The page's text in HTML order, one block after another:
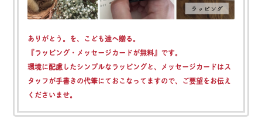
ありがとう。を、こども達へ贈る。
『ラッピング・メッセージカードが無料』 です。
環境に配慮したシンプルなラッピングと、メッセージカードはス
タッフが手書きの代筆にておこなってますので、ご要望をお伝え
くださいませ。